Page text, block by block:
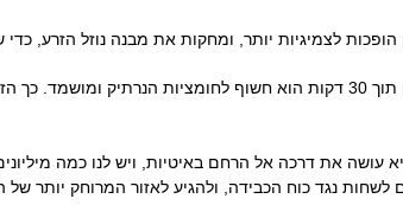
לצמיגיות יותר, ומחקות את מבנה נוזל הזרע,
אך אם הזרע לא מספיק להגיע לצוואר הרחם תוך 30 דקות הוא חשוף
עושה את דרכה אל הרחם באיטיות, ויש לנו כמה
נגד כוח הכבידה, ולהגיע לאזור המרוחק יותר של